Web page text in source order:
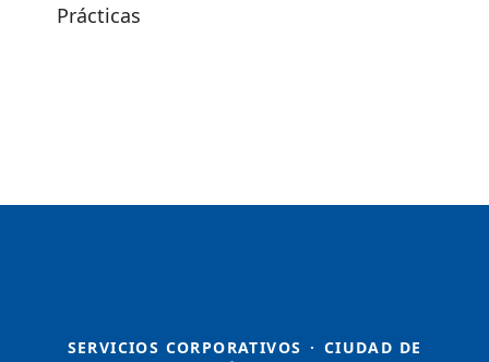
Prácticas
SERVICIOS CORPORATIVOS · CIUDAD DE